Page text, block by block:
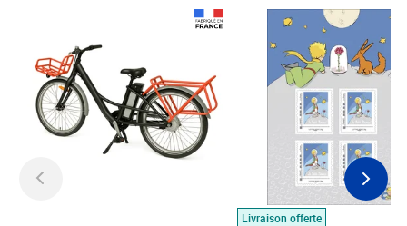
Livraison offerte
Prix 7,50€